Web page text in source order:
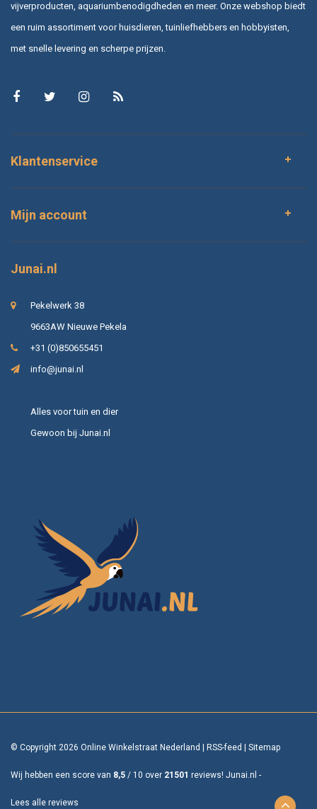
vijverproducten, aquariumbenodigdheden en meer. Onze webshop biedt
een ruim assortiment voor huisdieren, tuinliefhebbers en hobbyisten,
met snelle levering en scherpe prijzen.
Klantenservice
Mijn account
Junai.nl
Pekelwerk 38
9663AW Nieuwe Pekela
+31 (0)850655451
info@junai.nl
Alles voor tuin en dier
Gewoon bij Junai.nl
© Copyright 2026 Online Winkelstraat Nederland RSS-feed Sitemap
Wij hebben een score van 8,5 / 10 over 21501 reviews! Junai.nl -
Lees alle reviews